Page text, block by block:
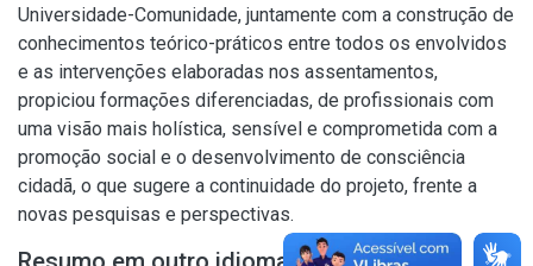
Universidade-Comunidade, juntamente com a construção de
conhecimentos teórico-práticos entre todos os envolvidos
e as intervenções elaboradas nos assentamentos,
propiciou formações diferenciadas, de profissionais com
uma visão mais holística, sensível e comprometida com a
promoção social e o desenvolvimento de consciência
cidadã, o que sugere a continuidade do projeto, frente a
novas pesquisas e perspectivas.